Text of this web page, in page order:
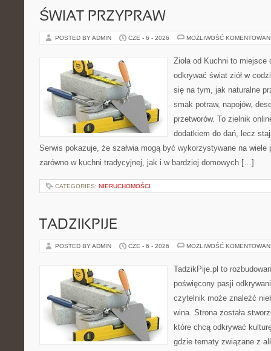
ŚWIAT PRZYPRAW
POSTED BY ADMIN CZE - 6 - 2026 MOŻLIWOŚĆ
Zioła od Kuchni to
odkrywać świat ziół w
się na tym, jak naturalne
smak potraw, napojów,
przetworów. To zielnik
dodatkiem do dań, lecz
Serwis pokazuje, że szałwia mogą być wykorzystywane na wiele
zarówno w kuchni tradycyjnej, jak i w bardziej domowych […]
CATEGORIES: NIERUCHOMOŚCI
TADZIKPIJE
POSTED BY ADMIN CZE - 6 - 2026 MOŻLIWOŚĆ
TadzikPije.pl to
poświęcony pasji
czytelnik może znaleźć
wina. Strona została
które chcą odkrywać
gdzie tematy związane z